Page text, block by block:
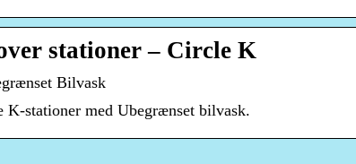
stationer – Circle K
Bilvask
K-stationer med Ubegrænset bilvask.